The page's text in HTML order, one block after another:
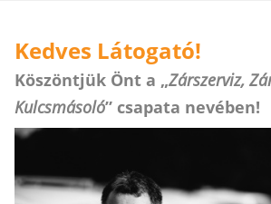
Kedves Látogató!
Köszöntjük Önt a „Zárszerviz,
Kulcsmásoló” csapata nevében!